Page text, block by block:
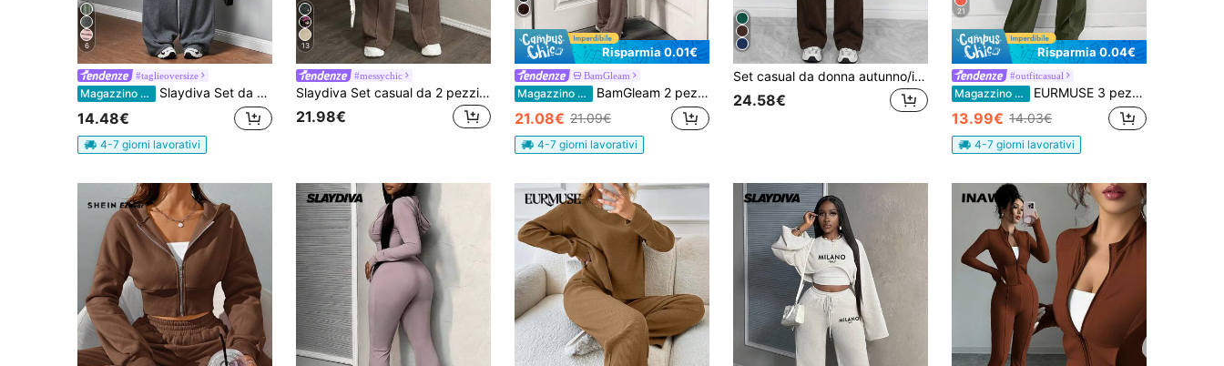
6
#taglieoversize
Magazzino EU Slaydiva Set da 2 pezzi composto da felpa con chiusura lampo e colletto a stampa lettera, spalla obliqua e pantaloni dritti per autunno/inverno 2025, adatto per festival musicali, vacanze, stile occidentale e nomade, ideale per feste di compleanno, lauree, abbigliamento casual quotidiano, versatile di base - Grigio con stampa fiocco di neve finta per donna
14.48€
4-7 giorni lavorativi
13
#messychic
Slaydiva Set casual da 2 pezzi da donna, adatto per versatili occasioni come festival musicali estivi, Pasqua, San Patrizio, compleanni, lauree, uscite giornaliere, vacanze, crociere, spiaggia, stile casual e sportivo
21.98€
Risparmia 0.01€
BamGleam
Magazzino EU BamGleam 2 pezzi Set di top con cappuccio a maniche lunghe e pantaloni tinta unita da donna
21.08€ 21.09€
4-7 giorni lavorativi
Set casual da donna autunno/inverno con cardigan a tinta unita con cerniera, maniche lunghe e pantaloni a gamba dritta, elegante, alla moda, versatile per uso quotidiano, marrone
24.58€
21
Risparmia 0.04€
#outfitcasual
Magazzino EU EURMUSE 3 pezzi Set da donna casual composto da blusa a maniche lunghe con spalle scoperte, canottiera corta e pantaloni in colore unito
13.99€ 14.03€
4-7 giorni lavorativi